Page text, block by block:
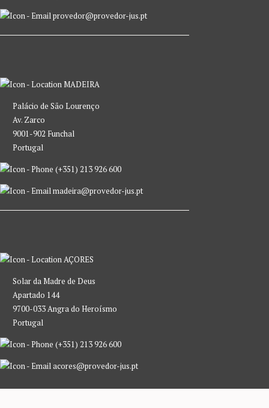
provedor@provedor-jus.pt
MADEIRA
Palácio de São Lourenço
Av. Zarco
9001-902 Funchal
Portugal
(+351) 213 926 600
madeira@provedor-jus.pt
AÇORES
Solar da Madre de Deus
Apartado 144
9700-033 Angra do Heroísmo
Portugal
(+351) 213 926 600
acores@provedor-jus.pt